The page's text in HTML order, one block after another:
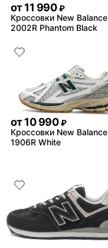
от11 990 ₽
Кроссовки New Balance
2002R Phantom Black
от10 990 ₽
Кроссовки New Balance
1906R White